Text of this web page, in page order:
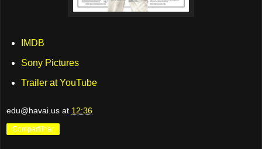
IMDB
Sony Pictures
Trailer at YouTube
edu@havai.us at 12:36
Compartilhar